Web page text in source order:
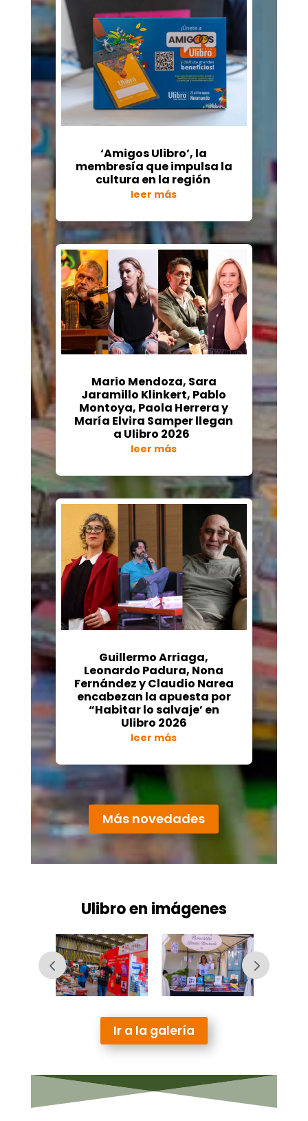
‘Amigos Ulibro’, la
membresía que impulsa la
cultura en la región
leer más
Mario Mendoza, Sara
Jaramillo Klinkert, Pablo
Montoya, Paola Herrera y
María Elvira Samper llegan
a Ulibro 2026
leer más
Guillermo Arriaga,
Leonardo Padura, Nona
Fernández y Claudio Narea
encabezan la apuesta por
“Habitar lo salvaje’ en
Ulibro 2026
leer más
Más novedades
Ulibro en imágenes
Ir a la galería